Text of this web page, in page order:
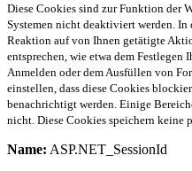
Diese Cookies sind zur Funktion der
Systemen nicht deaktiviert werden. In
Reaktion auf von Ihnen getätigte
entsprechen, wie etwa dem Festlegen
Anmelden oder dem Ausfüllen von
einstellen, dass diese Cookies
benachrichtigt werden. Einige
nicht. Diese Cookies speichern keine
Name: ASP.NET_SessionId